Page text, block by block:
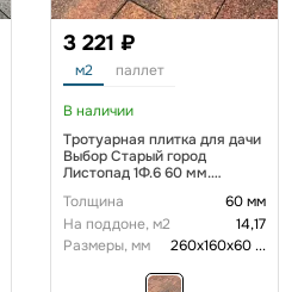
3 221 ₽
м2 паллет
В наличии
Тротуарная плитка для дачи
Выбор Старый город
Листопад 1Ф.6 60 мм.
Толщина
60 мм
На поддоне, м2
14,17
Размеры, мм
260х160х60...